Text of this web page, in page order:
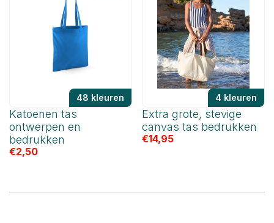
48 kleuren
Katoenen tas
ontwerpen en
bedrukken
€2,50
4 kleuren
Extra grote, stevige
canvas tas bedrukken
€14,95